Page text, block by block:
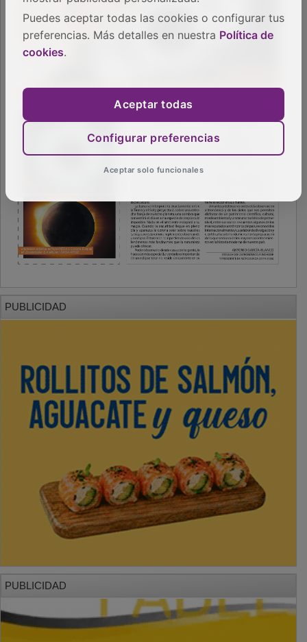
PUBLICIDAD
PUBLICIDAD
Puedes aceptar todas las cookies o configurar tus
preferencias. Más detalles en nuestra Política de
cookies.
Aceptar todas
Configurar preferencias
Aceptar solo funcionales